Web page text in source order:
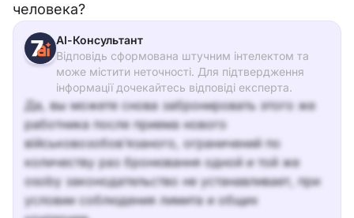
человека?
АІ-Консультант
Відповідь сформована штучним інтелектом та
може містити неточності. Для підтвердження
інформації дочекайтесь відповіді експерта.
Да, вы можете снова забронировать этого же
работника после приема нового
військовозобов’язаного, ограничений по
количеству раз бронювання одной и той же
osoby законодательство не устанавливает, при
условии соблюдения лимита и общих